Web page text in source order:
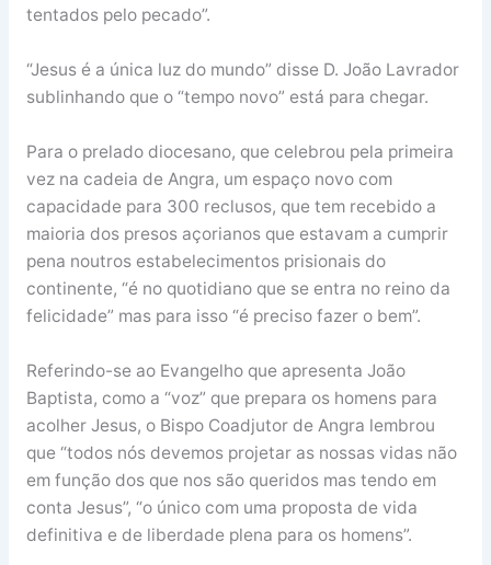
tentados pelo pecado”.
“Jesus é a única luz do mundo” disse D. João Lavrador
sublinhando que o “tempo novo” está para chegar.
Para o prelado diocesano, que celebrou pela primeira
vez na cadeia de Angra, um espaço novo com
capacidade para 300 reclusos, que tem recebido a
maioria dos presos açorianos que estavam a cumprir
pena noutros estabelecimentos prisionais do
continente, “é no quotidiano que se entra no reino da
felicidade” mas para isso “é preciso fazer o bem”.
Referindo-se ao Evangelho que apresenta João
Baptista, como a “voz” que prepara os homens para
acolher Jesus, o Bispo Coadjutor de Angra lembrou
que “todos nós devemos projetar as nossas vidas não
em função dos que nos são queridos mas tendo em
conta Jesus”, “o único com uma proposta de vida
definitiva e de liberdade plena para os homens”.